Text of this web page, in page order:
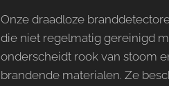
Onze draadloze
die niet regelmatig gereinigd
onderscheidt rook van stoom
brandende materialen. Ze